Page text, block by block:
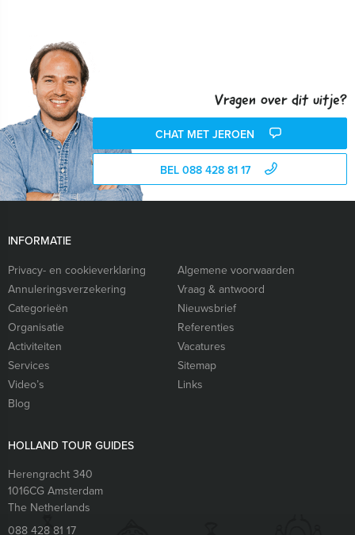
Vragen over dit uitje?
CHAT MET JEROEN
BEL 088 428 81 17
INFORMATIE
Privacy- en cookieverklaring
Algemene voorwaarden
Annuleringsverzekering
Vraag & antwoord
Categorieën
Nieuwsbrief
Organisatie
Referenties
Activiteiten
Vacatures
Services
Sitemap
Video’s
Links
Blog
HOLLAND TOUR GUIDES
Herengracht 340
1016CG Amsterdam
The Netherlands
088 428 81 17